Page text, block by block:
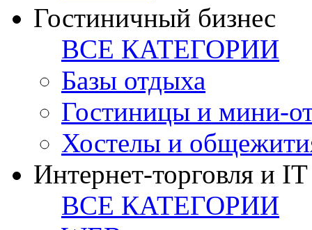
Гостиничный бизнес
ВСЕ КАТЕГОРИИ
Базы отдыха
Гостиницы и мини-
Хостелы и
Интернет-торговля и IT
ВСЕ КАТЕГОРИИ